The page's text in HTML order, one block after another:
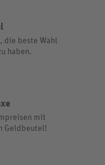
die beste Wahl
haben.
mit
Geldbeutel!